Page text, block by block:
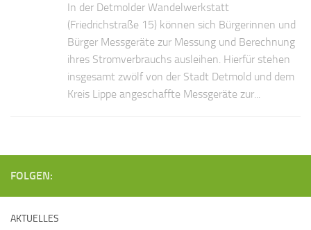
In der Detmolder Wandelwerkstatt
(Friedrichstraße 15) können sich Bürgerinnen und
Bürger Messgeräte zur Messung und Berechnung
ihres Stromverbrauchs ausleihen. Hierfür stehen
insgesamt zwölf von der Stadt Detmold und dem
Kreis Lippe angeschaffte Messgeräte zur...
FOLGEN:
AKTUELLES